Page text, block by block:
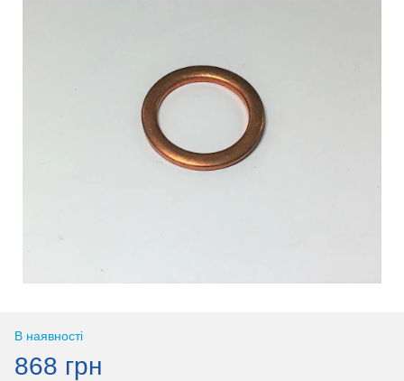
В наявності
868 грн